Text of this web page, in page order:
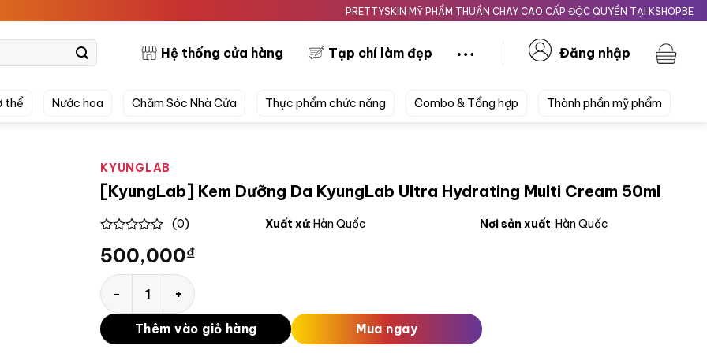
PRETTYSKIN MỸ PHẨM THUẦN CHAY CAO CẤP ĐỘC QUYỀN TẠI KSHOPBEAUTY.VN
Hệ thống cửa hàng Tạp chí làm đẹp Đăng nhập
thể Nước hoa Chăm Sóc Nhà Cửa Thực phẩm chức năng Combo & Tổng hợp Thành phần mỹ phẩm
KYUNGLAB
[KyungLab] Kem Dưỡng Da KyungLab Ultra Hydrating Multi Cream 50ml
out
5
(0) Xuất xứ: Hàn Quốc Nơi sản xuất: Hàn Quốc
500,000₫
[KyungLab] Kem Dưỡng Da KyungLab Ultra Hydrating Multi Cream 50ml số lượng
Thêm vào giỏ hàng Mua ngay